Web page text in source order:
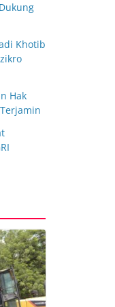
Khotib
Hak